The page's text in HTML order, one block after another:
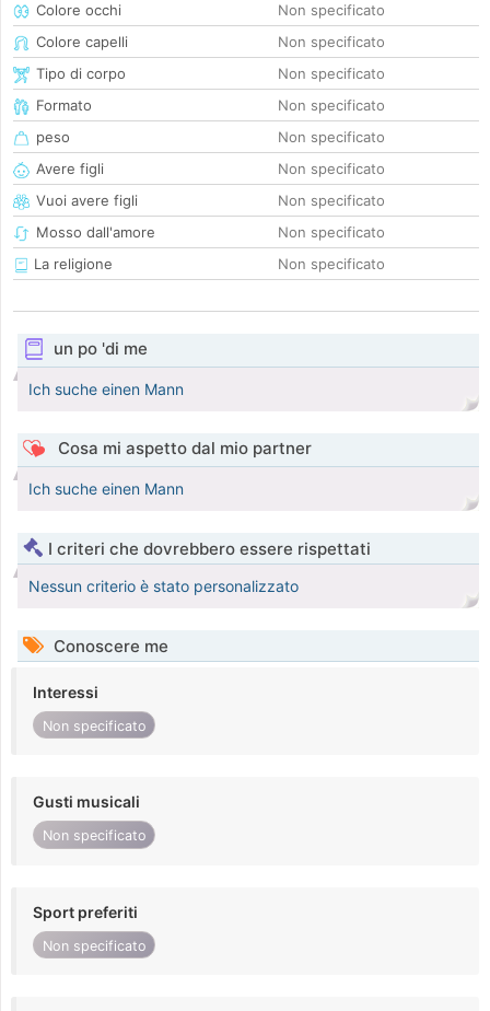
Colore occhi
Non specificato
Colore capelli
Non specificato
Tipo di corpo
Non specificato
Formato
Non specificato
peso
Non specificato
Avere figli
Non specificato
Vuoi avere figli
Non specificato
Mosso dall'amore
Non specificato
La religione
Non specificato
un po 'di me
Ich suche einen Mann
Cosa mi aspetto dal mio partner
Ich suche einen Mann
I criteri che dovrebbero essere rispettati
Nessun criterio è stato personalizzato
Conoscere me
Interessi
Non specificato
Gusti musicali
Non specificato
Sport preferiti
Non specificato